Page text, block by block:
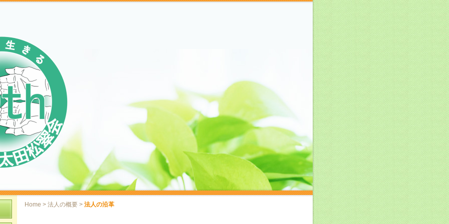
Home > 法人の概要 > 法人の沿革